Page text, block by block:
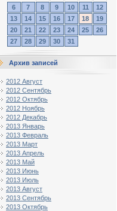
6
7 8 9 10 11
12
13
14 15 16 17 18
19
20
21 22 23 24 25
26
27
28 29 30 31
Архив записей
2012 Август
2012 Сентябрь
2012 Октябрь
2012 Ноябрь
2012 Декабрь
2013 Январь
2013 Февраль
2013 Март
2013 Апрель
2013 Май
2013 Июнь
2013 Июль
2013 Август
2013 Сентябрь
2013 Октябрь